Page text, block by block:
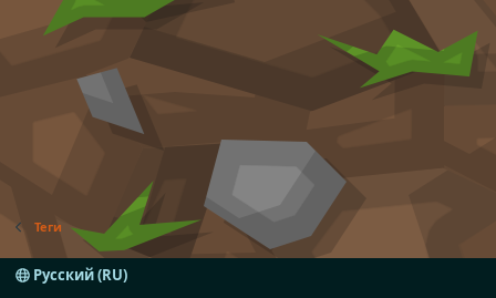
Теги
Русский (RU)